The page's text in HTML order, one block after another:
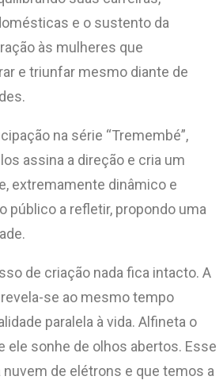
e o sustento da
às mulheres que
e triunfar mesmo diante de
na série “Tremembé”,
assina a direção e cria um
extremamente dinâmico e
público a refletir, propondo uma
de criação nada fica intacto. A
se ao mesmo tempo
paralela à vida. Alfineta o
ele sonhe de olhos abertos. Esse
nuvem de elétrons e que temos a